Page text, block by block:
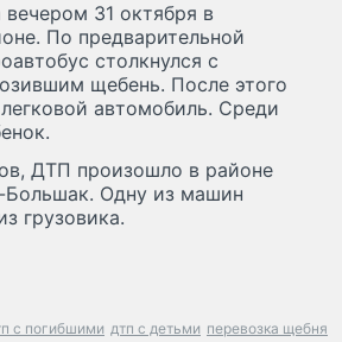
31 октября в
По предварительной
столкнулся с
щебень. После этого
автомобиль. Среди
ДТП произошло в районе
Большак. Одну из машин
грузовика.
с погибшими дтп с детьми перевозка щебня